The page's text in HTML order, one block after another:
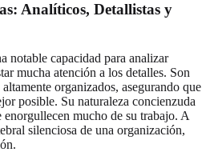
Analíticos, Detallistas y
notable capacidad para analizar
mucha atención a los detalles. Son
organizados, asegurando que
posible. Su naturaleza concienzuda
mucho de su trabajo. A
silenciosa de una organización,